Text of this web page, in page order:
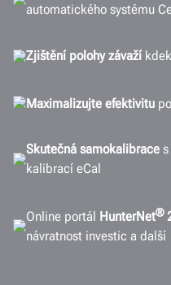
automatického systému
Zjištění polohy závaží
Maximalizujte efektivitu
Skutečná samokalibrace
kalibrací eCal
Online portál HunterNet®
návratnost investic a další